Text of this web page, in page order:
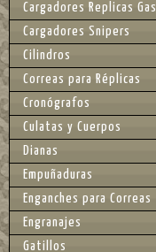
Cargadores Replicas Gas
Cargadores Snipers
Cilindros
Correas para Réplicas
Cronógrafos
Culatas y Cuerpos
Dianas
Empuñaduras
Enganches para Correas
Engranajes
Gatillos